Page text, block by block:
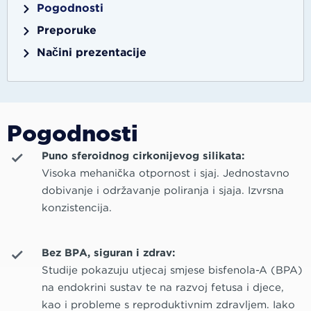
Pogodnosti
Preporuke
Načini prezentacije
Pogodnosti
Puno sferoidnog cirkonijevog silikata:
Visoka mehanička otpornost i sjaj. Jednostavno
dobivanje i održavanje poliranja i sjaja. Izvrsna
konzistencija.
Bez BPA, siguran i zdrav:
Studije pokazuju utjecaj smjese bisfenola-A (BPA)
na endokrini sustav te na razvoj fetusa i djece,
kao i probleme s reproduktivnim zdravljem. Iako